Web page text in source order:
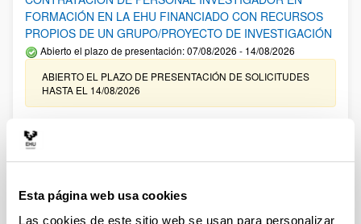
Esta página web usa cookies
Las cookies de este sitio web se usan para personalizar
FORMACIÓN EN LA EHU FINANCIADO CON RECURSOS
PROPIOS DE UN GRUPO/PROYECTO DE INVESTIGACIÓN
Abierto el plazo de presentación: 07/08/2026 - 14/08/2026
ABIERTO EL PLAZO DE PRESENTACIÓN DE SOLICITUDES
HASTA EL 14/08/2026
Ayudas para financiación de la adquisición y renovación de
infraestructura científica y fondos bibliográficos en la
UPV/EHU 2026
25/03/2026: Corrección de errores del listado provisional de
solicitudes admitidas y excluidas. 23/03/2026: Relación